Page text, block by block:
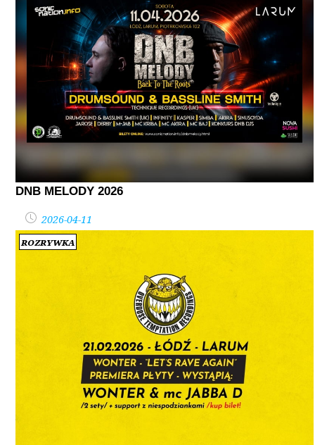
DNB MELODY 2026
2026-04-11
Rozrywka